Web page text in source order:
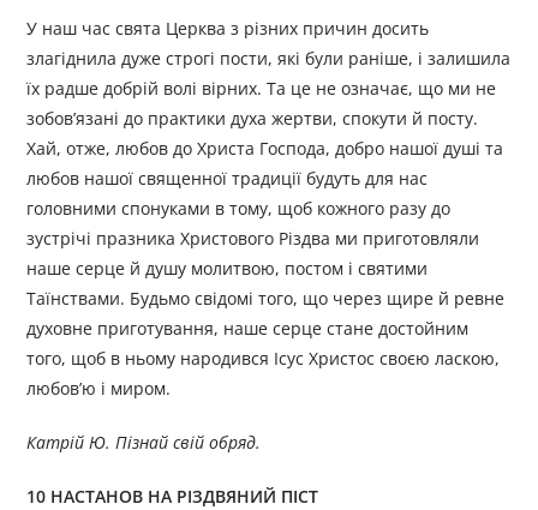
У наш час свята Церква з різних причин досить
злагіднила дуже строгі пости, які були раніше, і залишила
їх радше добрій волі вірних. Та це не означає, що ми не
зобов’язані до практики духа жертви, спокути й посту.
Хай, отже, любов до Христа Господа, добро нашої душі та
любов нашої священної традиції будуть для нас
головними спонуками в тому, щоб кожного разу до
зустрічі празника Христового Різдва ми приготовляли
наше серце й душу молитвою, постом і святими
Таїнствами. Будьмо свідомі того, що через щире й ревне
духовне приготування, наше серце стане достойним
того, щоб в ньому народився Ісус Христос своєю ласкою,
любов’ю і миром.
Катрій Ю. Пізнай свій обряд.
10 НАСТАНОВ НА РІЗДВЯНИЙ ПІСТ